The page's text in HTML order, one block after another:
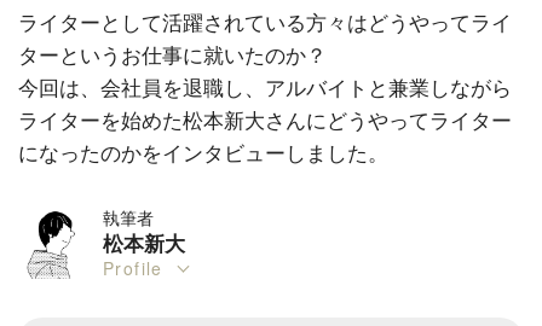
ライターとして活躍されている方々はどうやってライ
ターというお仕事に就いたのか？
今回は、会社員を退職し、アルバイトと兼業しながら
ライターを始めた松本新大さんにどうやってライター
になったのかをインタビューしました。
執筆者
松本新大
Profile